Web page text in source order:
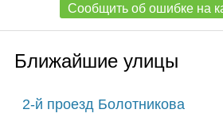
Сообщить об ошибке на
Ближайшие улицы
2-й проезд Болотникова